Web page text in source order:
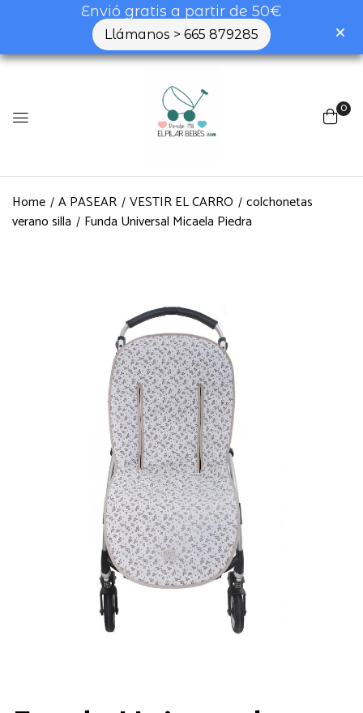
Envió gratis a partir de 50€
Llámanos > 665 879285
0
Home A PASEAR VESTIR EL CARRO
colchonetas
verano silla
Funda Universal Micaela Piedra